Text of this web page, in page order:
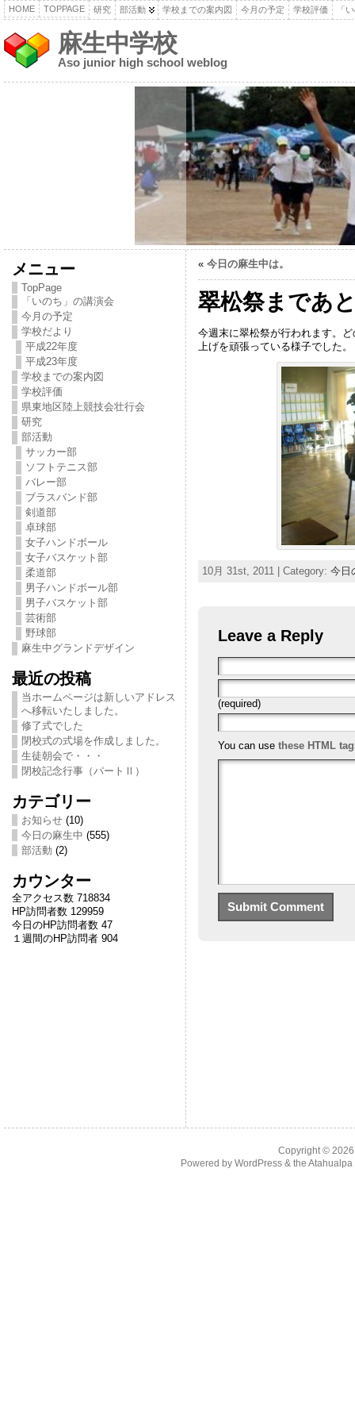
HOME TOPPAGE 研究 部活動 学校までの案内図 今月の予定 学校評価 「
麻生中学校
Aso junior high school weblog
メニュー
TopPage
「いのち」の講演会
今月の予定
学校だより
平成22年度
平成23年度
学校までの案内図
学校評価
県東地区陸上競技会壮行会
研究
部活動
サッカー部
ソフトテニス部
バレー部
ブラスバンド部
剣道部
卓球部
女子ハンドボール
女子バスケット部
柔道部
男子ハンドボール部
男子バスケット部
芸術部
野球部
麻生中グランドデザイン
最近の投稿
当ホームページは新しいアドレス
へ移転いたしました。
修了式でした
閉校式の式場を作成しました。
生徒朝会で・・・
閉校記念行事（パートⅡ）
カテゴリー
お知らせ(10)
今日の麻生中 (555)
部活動 (2)
カウンター
全アクセス数 718834
HP訪問者数 129959
今日のHP訪問者数 47
１週間のHP訪問者 904
« 今日の麻生中は。
翠松祭まであ
今週末に翠松祭が行われます。
上げを頑張っている様子でした。
10月 31st, 2011 | Category: 今日
Leave a Reply
(required)
You can use these HTML
Copyright ©
Powered by WordPress& the Atahualpa